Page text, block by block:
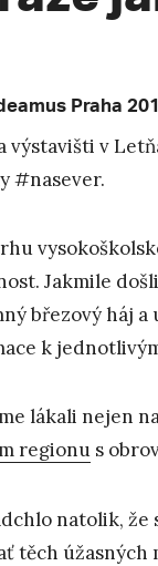
Praha
v
#nasever.
Jakmile
březový háj
k
lákali nejen
regionu s
natolik,
těch